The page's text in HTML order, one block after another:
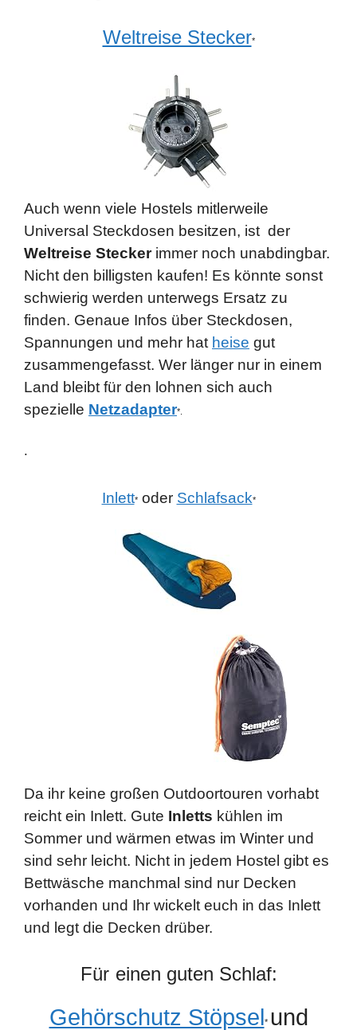
Weltreise Stecker*
Auch wenn viele Hostels mitlerweile
Universal Steckdosen besitzen, ist der
Weltreise Steckerimmer noch unabdingbar.
Nicht den billigsten kaufen! Es könnte sonst
schwierig werden unterwegs Ersatz zu
finden. Genaue Infos über Steckdosen,
Spannungen und mehr hat heise gut
zusammengefasst. Wer länger nur in einem
Land bleibt für den lohnen sich auch
spezielle Netzadapter*.
.
Inlett*oder Schlafsack*
Da ihr keine großen Outdoortouren vorhabt
reicht ein Inlett. Gute Inletts kühlen im
Sommer und wärmen etwas im Winter und
sind sehr leicht. Nicht in jedem Hostel gibt es
Bettwäsche manchmal sind nur Decken
vorhanden und Ihr wickelt euch in das Inlett
und legt die Decken drüber.
Für einen guten Schlaf:
Gehörschutz Stöpsel * und